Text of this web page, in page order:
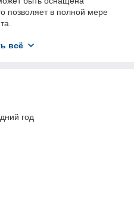
позволяет в полной мере
по упаковке пищевых
в рассоле), красная
супы, салаты, гарниры.
лучшие в классе
цене. В производстве
материалы и
команды специалистов,
потребительскими
всё
год